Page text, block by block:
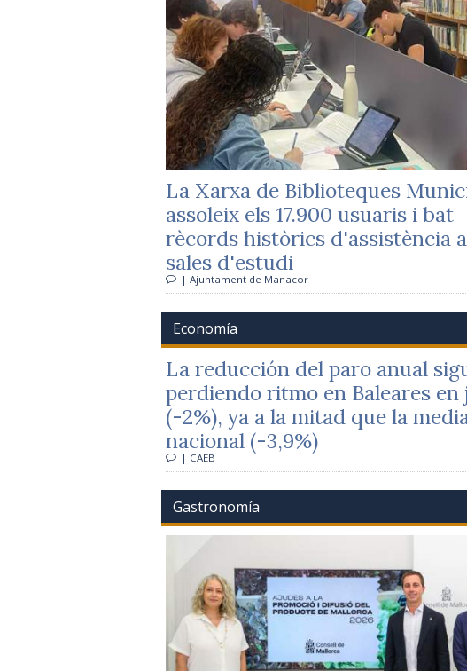
La Xarxa de Biblioteques
assoleix els 17.900 usuaris i bat
rècords històrics d'assistència
sales d'estudi
| Ajuntament de Manacor
Economía
La reducción del paro anual
perdiendo ritmo en Baleares en
(-2%), ya a la mitad que la
nacional (-3,9%)
| CAEB
Gastronomía